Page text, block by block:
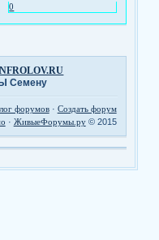
0
Семену
форумов· Создать форум
· ЖивыеФорумы.ру© 2015